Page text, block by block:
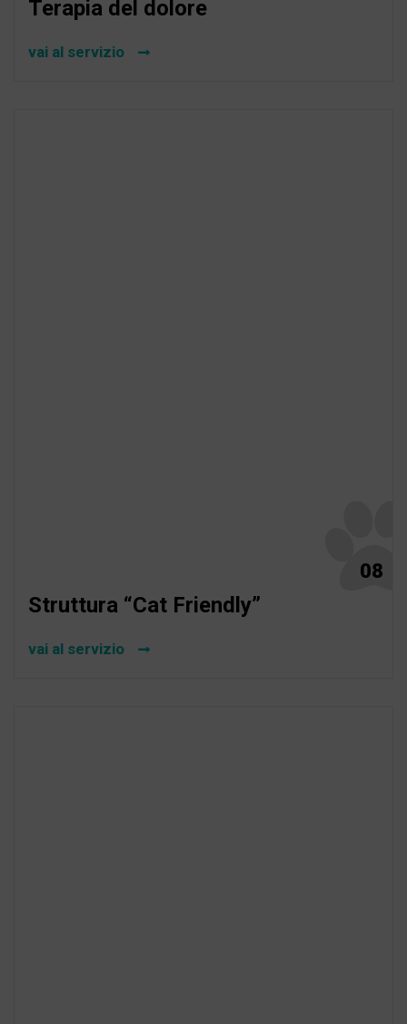
Terapia del dolore
vai al servizio
08
Struttura “Cat Friendly”
vai al servizio